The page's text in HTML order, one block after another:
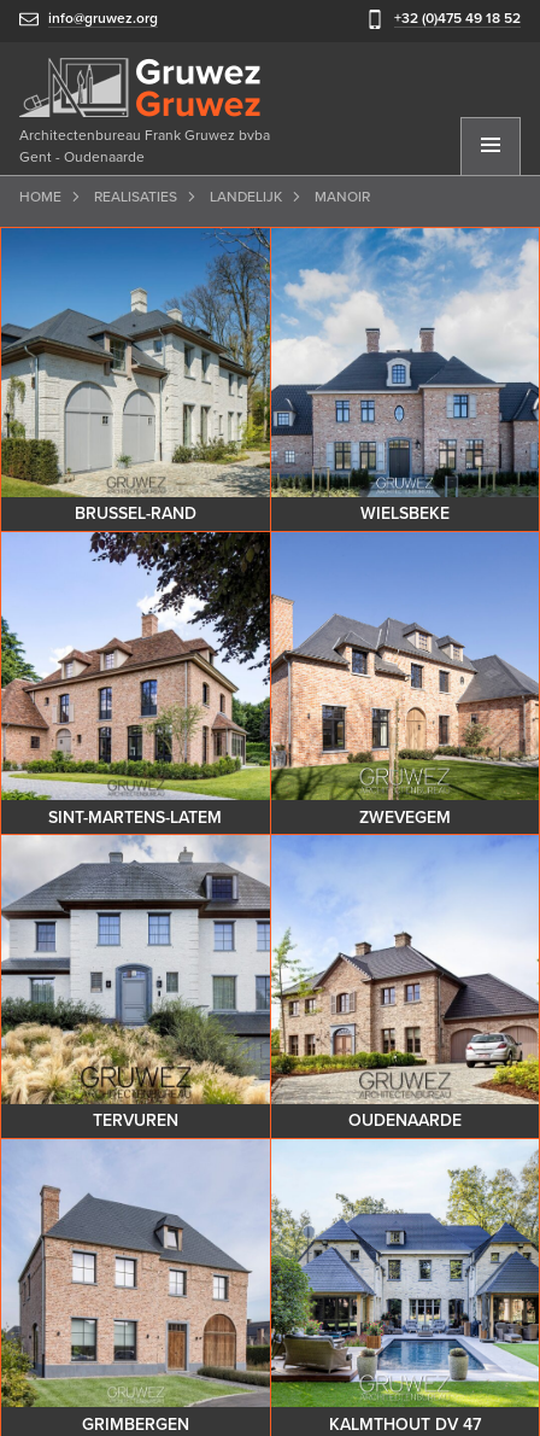
info@gruwez.org +32 (0)475 49 18 52
Architectenbureau Frank Gruwez bvba
Gent - Oudenaarde
HOME REALISATIES LANDELIJK MANOIR
BRUSSEL-RAND WIELSBEKE
SINT-MARTENS-LATEM ZWEVEGEM
TERVUREN OUDENAARDE
GRIMBERGEN KALMTHOUT DV 47